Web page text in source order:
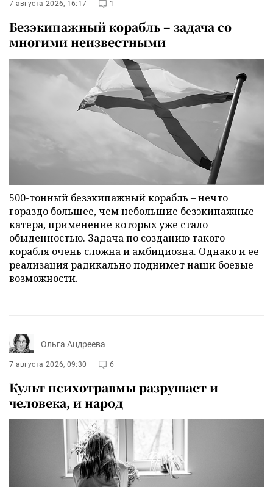
7 августа 2026, 16:17 1
Безэкипажный корабль – задача со
многими неизвестными
500-тонный безэкипажный корабль – нечто
гораздо большее, чем небольшие безэкипажные
катера, применение которых уже стало
обыденностью. Задача по созданию такого
корабля очень сложна и амбициозна. Однако и ее
реализация радикально поднимет наши боевые
возможности.
Ольга Андреева
7 августа 2026, 09:30 6
Культ психотравмы разрушает и
человека, и народ